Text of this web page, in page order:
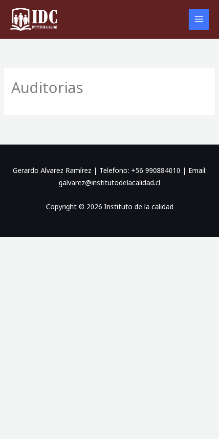
contenido
Auditorias
Gerardo Alvarez Ramírez | Telefono: +56 990884010 | Email:
galvarez@institutodelacalidad.cl
Copyright © 2026 Instituto de la calidad